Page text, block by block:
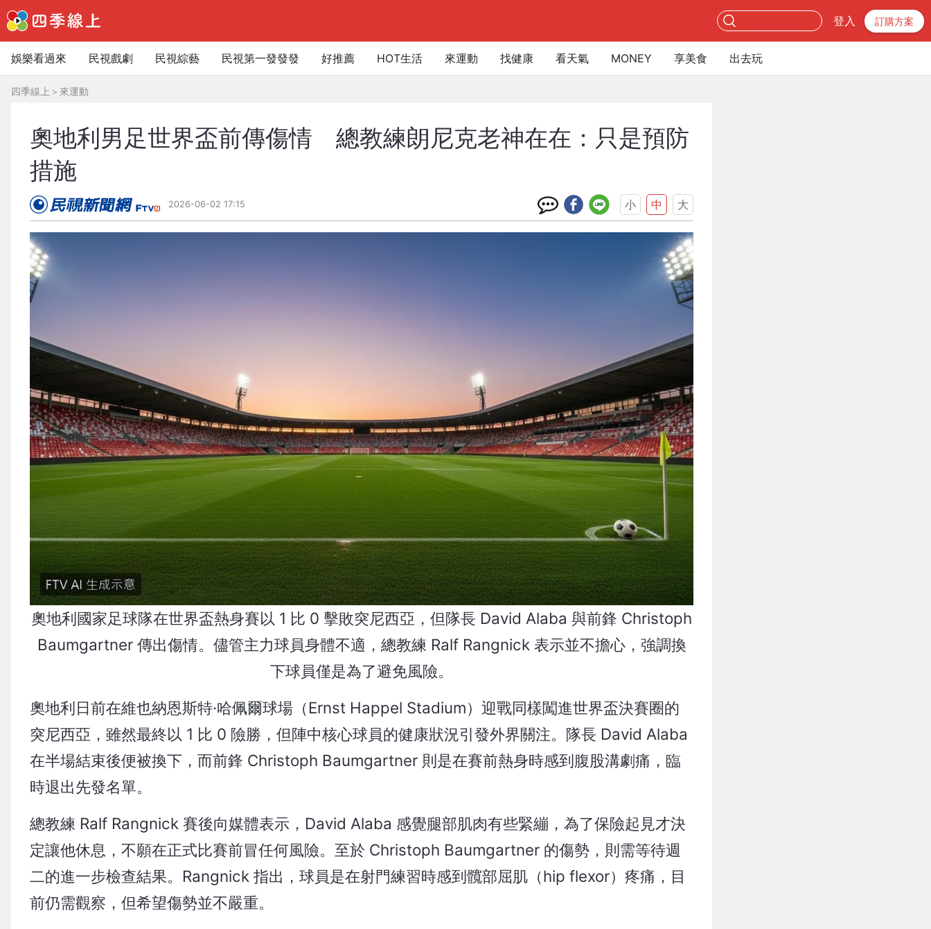
登入 訂購方案
娛樂看過來 民視戲劇 民視綜藝 民視第一發發發 好推薦 HOT生活 來運動 找健康 看天氣 MONEY 享美食 出去玩
四季線上 ＞ 來運動
奧地利男足世界盃前傳傷情 總教練朗尼克老神在在：只是預防
措施
2026-06-02 17:15 小 中 大
奧地利國家足球隊在世界盃熱身賽以 1 比 0 擊敗突尼西亞，但隊長 David Alaba 與前鋒 Christoph
Baumgartner 傳出傷情。儘管主力球員身體不適，總教練 Ralf Rangnick 表示並不擔心，強調換
下球員僅是為了避免風險。
奧地利日前在維也納恩斯特·哈佩爾球場（Ernst Happel Stadium）迎戰同樣闖進世界盃決賽圈的
突尼西亞，雖然最終以 1 比 0 險勝，但陣中核心球員的健康狀況引發外界關注。隊長 David Alaba
在半場結束後便被換下，而前鋒 Christoph Baumgartner 則是在賽前熱身時感到腹股溝劇痛，臨
時退出先發名單。
總教練 Ralf Rangnick 賽後向媒體表示，David Alaba 感覺腿部肌肉有些緊繃，為了保險起見才決
定讓他休息，不願在正式比賽前冒任何風險。至於 Christoph Baumgartner 的傷勢，則需等待週
二的進一步檢查結果。Rangnick 指出，球員是在射門練習時感到髖部屈肌（hip flexor）疼痛，目
前仍需觀察，但希望傷勢並不嚴重。